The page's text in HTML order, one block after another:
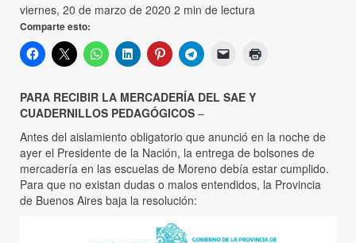
viernes, 20 de marzo de 2020 2 min de lectura
Comparte esto:
PARA RECIBIR LA MERCADERÍA DEL SAE Y
CUADERNILLOS PEDAGÓGICOS –
Antes del aislamiento obligatorio que anunció en la noche de
ayer el Presidente de la Nación, la entrega de bolsones de
mercadería en las escuelas de Moreno debía estar cumplido.
Para que no existan dudas o malos entendidos, la Provincia
de Buenos Aires baja la resolución: